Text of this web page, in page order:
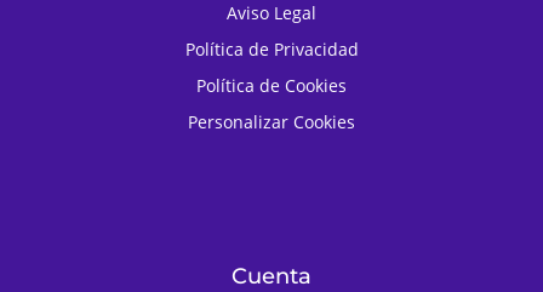
Aviso Legal
Política de Privacidad
Política de Cookies
Personalizar Cookies
Cuenta